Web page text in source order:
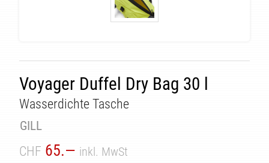
Voyager Duffel Dry Bag 30 l
Wasserdichte Tasche
GILL
CHF 65.— inkl. MwSt